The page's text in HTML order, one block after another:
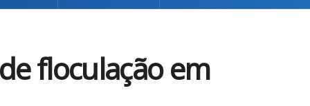
floculação em